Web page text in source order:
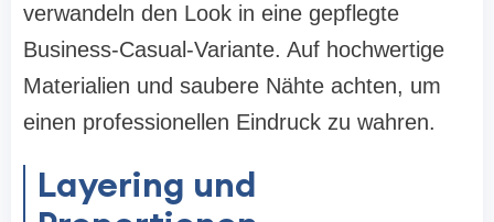
verwandeln den Look in eine gepflegte
Business-Casual-Variante. Auf hochwertige
Materialien und saubere Nähte achten, um
einen professionellen Eindruck zu wahren.
Layering und